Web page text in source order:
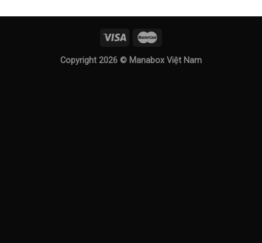
Copyright 2026 © Manabox Việt Nam